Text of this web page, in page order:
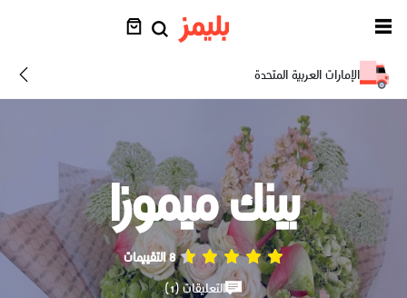
الإمارات العربية المتحدة
بينك ميموزا
8 التقييمات
التعليقات (1)